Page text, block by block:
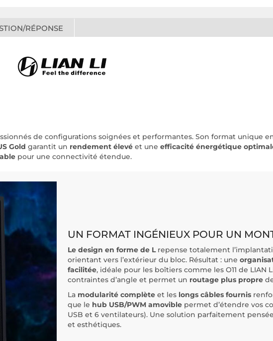
RÉPONSE
de configurations soignées et performantes. Son format unique
Gold garantit un rendement élevé et une efficacité énergétique
pour une connectivité étendue.
UN FORMAT INGÉNIEUX POUR UN
Le design en forme de Lrepense totalement
orientant vers l’extérieur du bloc. Résultat : une
facilitée, idéale pour les boîtiers comme les O11 de LIAN
contraintes d’angle et permet un routage plus propre
La modularité complète et les longs câbles fournis
que le hub USB/PWM amovible permet d’étendre vos
USB et 6 ventilateurs). Une solution parfaitement
et esthétiques.